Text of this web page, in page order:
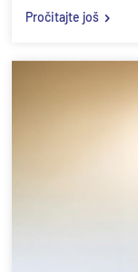
Pročitajte još